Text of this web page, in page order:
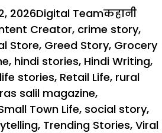
2026Author
Digital TeamCategories
कहानीTags
Creator, crime story,
Store, Greed Story, Grocery
, hindi stories, Hindi Writing,
stories, Retail Life, rural
salil magazine,
Town Life, social story,
, Trending Stories, Viral